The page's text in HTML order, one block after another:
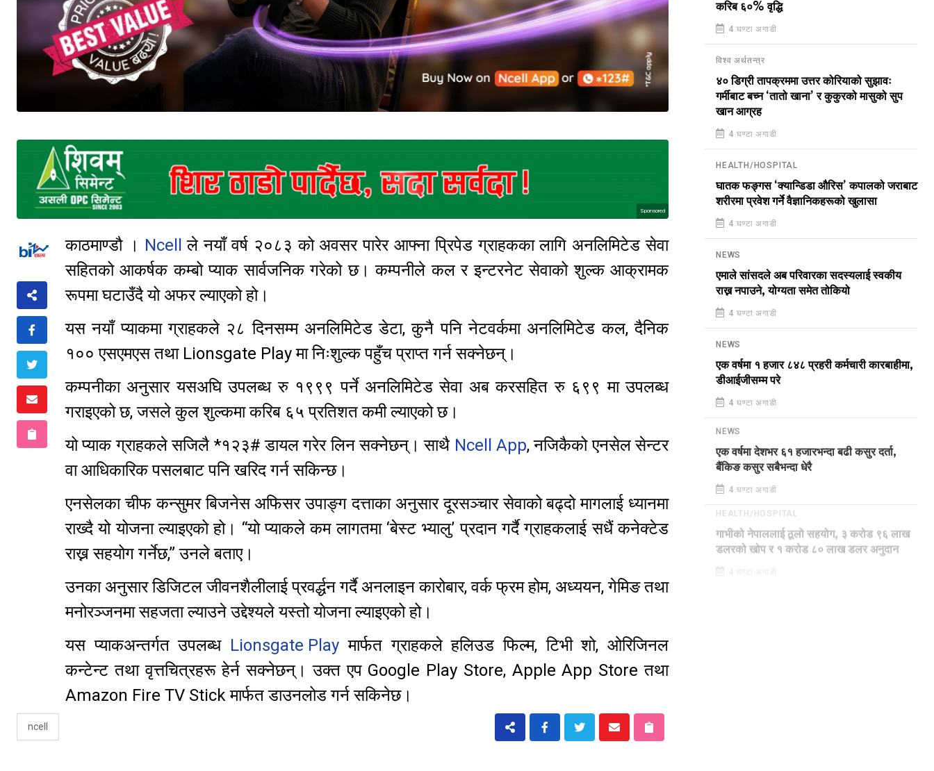
Sponsored
काठमाण्डौ । Ncell ले नयाँ वर्ष २०८३ को अवसर पारेर आफ्ना प्रिपेड ग्राहकका लागि अनलिमिटेड सेवा
सहितको आकर्षक कम्बो प्याक सार्वजनिक गरेको छ। कम्पनीले कल र इन्टरनेट सेवाको शुल्क आक्रामक
रूपमा घटाउँदै यो अफर ल्याएको हो।
यस नयाँ प्याकमा ग्राहकले २८ दिनसम्म अनलिमिटेड डेटा, कुनै पनि नेटवर्कमा अनलिमिटेड कल, दैनिक
१०० एसएमएस तथा Lionsgate Play मा निःशुल्क पहुँच प्राप्त गर्न सक्नेछन्।
कम्पनीका अनुसार यसअघि उपलब्ध रु १९९९ पर्ने अनलिमिटेड सेवा अब करसहित रु ६९९ मा उपलब्ध
गराइएको छ, जसले कुल शुल्कमा करिब ६५ प्रतिशत कमी ल्याएको छ।
यो प्याक ग्राहकले सजिलै *१२३# डायल गरेर लिन सक्नेछन्। साथै Ncell App, नजिकैको एनसेल सेन्टर
वा आधिकारिक पसलबाट पनि खरिद गर्न सकिन्छ।
एनसेलका चीफ कन्सुमर बिजनेस अफिसर उपाङ्ग दत्ताका अनुसार दूरसञ्चार सेवाको बढ्दो मागलाई ध्यानमा
राख्दै यो योजना ल्याइएको हो। “यो प्याकले कम लागतमा ‘बेस्ट भ्यालु’ प्रदान गर्दै ग्राहकलाई सधैं कनेक्टेड
राख्न सहयोग गर्नेछ,” उनले बताए।
उनका अनुसार डिजिटल जीवनशैलीलाई प्रवर्द्धन गर्दै अनलाइन कारोबार, वर्क फ्रम होम, अध्ययन, गेमिङ तथा
मनोरञ्जनमा सहजता ल्याउने उद्देश्यले यस्तो योजना ल्याइएको हो।
यस प्याकअन्तर्गत उपलब्ध Lionsgate Play मार्फत ग्राहकले हलिउड फिल्म, टिभी शो, ओरिजिनल
कन्टेन्ट तथा वृत्तचित्रहरू हेर्न सक्नेछन्। उक्त एप Google Play Store, Apple App Store तथा
Amazon Fire TV Stick मार्फत डाउनलोड गर्न सकिनेछ।
ncell
करिब ६०% वृद्धि
4 घण्टा अगाडी
विश्व अर्थतन्त्र
४० डिग्री तापक्रममा उत्तर कोरियाको सुझावः
गर्मीबाट बच्न ‘तातो खाना’ र कुकुरको मासुको सुप
खान आग्रह
4 घण्टा अगाडी
HEALTH/HOSPITAL
घातक फङ्गस ‘क्यान्डिडा औरिस’ कपालको जराबाट
शरीरमा प्रवेश गर्ने वैज्ञानिकहरूको खुलासा
4 घण्टा अगाडी
NEWS
एमाले सांसदले अब परिवारका सदस्यलाई स्वकीय
राख्न नपाउने, योग्यता समेत तोकियो
4 घण्टा अगाडी
NEWS
एक वर्षमा १ हजार ८४८ प्रहरी कर्मचारी कारबाहीमा,
डीआईजीसम्म परे
4 घण्टा अगाडी
NEWS
एक वर्षमा देशभर ६१ हजारभन्दा बढी कसुर दर्ता,
बैंकिङ कसुर सबैभन्दा धेरै
4 घण्टा अगाडी
गाभीको नेपाललाई ठूलो सहयोग, ३ करोड ९६ लाख
डलरको खोप र १ करोड ८० लाख डलर अनुदान